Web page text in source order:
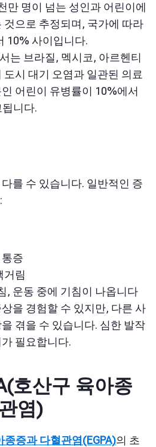
만 명이 넘는 성인과 어린이에
것으로 추정되며, 국가에 따라
10% 사이입니다.
는 브라질, 멕시코, 아르헨티
도시 대기 오염과 일관된 의료
어린이 유병률이 10%에서
니다.
를 수 있습니다. 일반적인 증
증
거림
, 운동 중에 기침이 나옵니다
을 경험할 수 있지만, 다른 사
겪을 수 있습니다. 심한 발작
필요합니다.
호산구 육아종
염)
종증과 다혈관염(EGPA)의 초